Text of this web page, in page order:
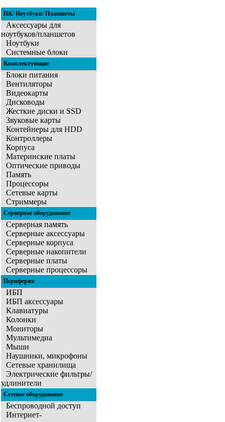
ПК/ Ноутбуки/ Планшеты
Аксессуары для
ноутбуков/планшетов
Ноутбуки
Системные блоки
Комплектующие
Блоки питания
Вентиляторы
Видеокарты
Дисководы
Жесткие диски и SSD
Звуковые карты
Контейнеры для HDD
Контроллеры
Корпуса
Материнские платы
Оптические приводы
Память
Процессоры
Сетевые карты
Стриммеры
Серверное оборудование
Серверная память
Серверные аксессуары
Серверные корпуса
Серверные накопители
Серверные платы
Серверные процессоры
Периферия
ИБП
ИБП аксессуары
Клавиатуры
Колонки
Мониторы
Мультимедиа
Мыши
Наушники, микрофоны
Сетевые хранилища
Электрические фильтры/
удлинители
Сетевое оборудование
Беспроводной доступ
Интернет-